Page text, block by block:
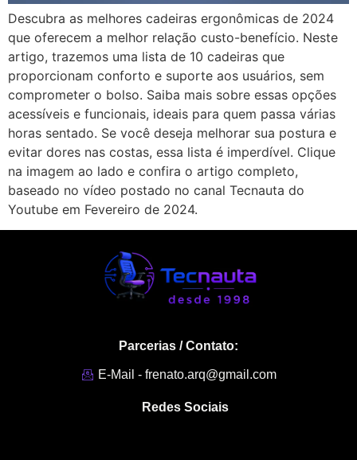
Descubra as melhores cadeiras ergonômicas de 2024
que oferecem a melhor relação custo-benefício. Neste
artigo, trazemos uma lista de 10 cadeiras que
proporcionam conforto e suporte aos usuários, sem
comprometer o bolso. Saiba mais sobre essas opções
acessíveis e funcionais, ideais para quem passa várias
horas sentado. Se você deseja melhorar sua postura e
evitar dores nas costas, essa lista é imperdível. Clique
na imagem ao lado e confira o artigo completo,
baseado no vídeo postado no canal Tecnauta do
Youtube em Fevereiro de 2024.
Parcerias / Contato:
E-Mail - frenato.arq@gmail.com
Redes Sociais